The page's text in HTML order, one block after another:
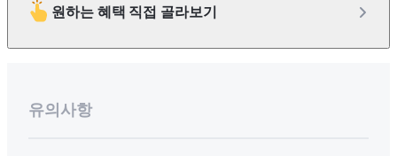
원하는 혜택 직접 골라보기
유의사항